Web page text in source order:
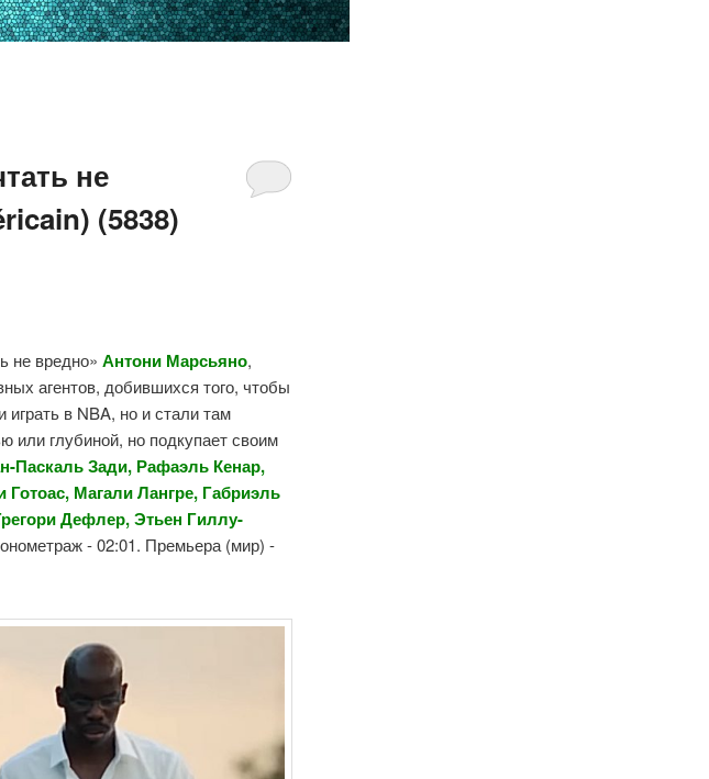
не
(5838)
не вредно»Антони Марсьяно,
агентов, добившихся того, чтобы
в NBA, но и стали там
или глубиной, но подкупает своим
Паскаль Зади, Рафаэль Кенар,
Магали Лангре, Габриэль
Дефлер, Этьен Гиллу-
- 02:01. Премьера (мир) -